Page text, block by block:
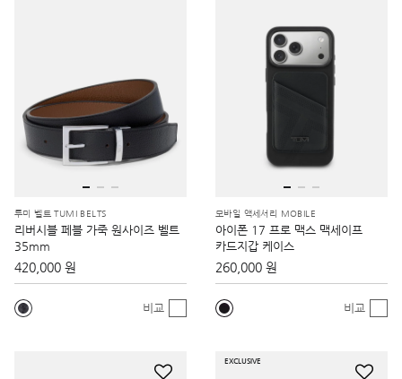
투미 벨트 TUMI BELTS
리버시블 페블 가죽 원사이즈 벨트
35mm
420,000 원
비교
모바일 액세서리 MOBILE
아이폰 17 프로 맥스 맥세이프
카드지갑 케이스
260,000 원
비교
EXCLUSIVE